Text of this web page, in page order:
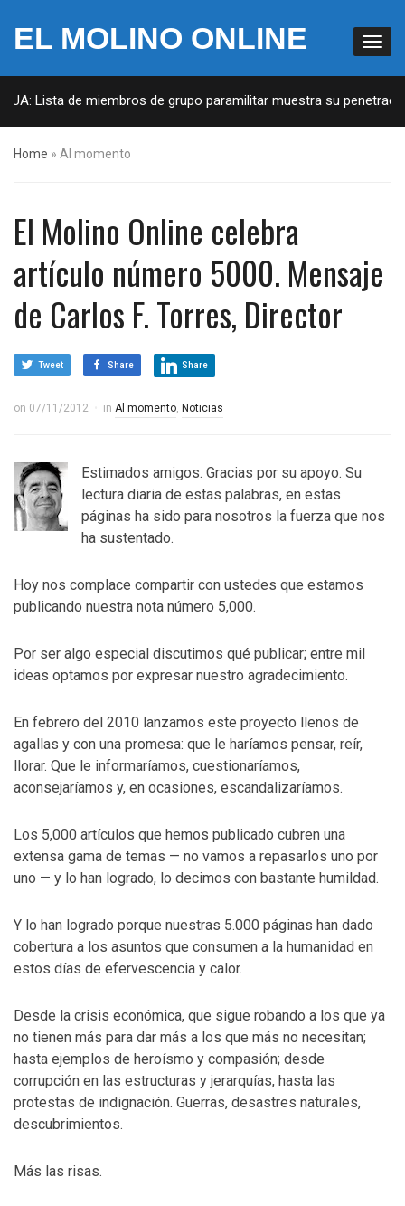
EL MOLINO ONLINE
Lista de miembros de grupo paramilitar muestra su penetración
Home » Al momento
El Molino Online celebra
artículo número 5000. Mensaje
de Carlos F. Torres, Director
Tweet Share Share
on 07/11/2012 in Al momento, Noticias
Estimados amigos. Gracias por su apoyo. Su
lectura diaria de estas palabras, en estas
páginas ha sido para nosotros la fuerza que nos
ha sustentado.
Hoy nos complace compartir con ustedes que estamos
publicando nuestra nota número 5,000.
Por ser algo especial discutimos qué publicar; entre mil
ideas optamos por expresar nuestro agradecimiento.
En febrero del 2010 lanzamos este proyecto llenos de
agallas y con una promesa: que le haríamos pensar, reír,
llorar. Que le informaríamos, cuestionaríamos,
aconsejaríamos y, en ocasiones, escandalizaríamos.
Los 5,000 artículos que hemos publicado cubren una
extensa gama de temas — no vamos a repasarlos uno por
uno — y lo han logrado, lo decimos con bastante humildad.
Y lo han logrado porque nuestras 5.000 páginas han dado
cobertura a los asuntos que consumen a la humanidad en
estos días de efervescencia y calor.
Desde la crisis económica, que sigue robando a los que ya
no tienen más para dar más a los que más no necesitan;
hasta ejemplos de heroísmo y compasión; desde
corrupción en las estructuras y jerarquías, hasta las
protestas de indignación. Guerras, desastres naturales,
descubrimientos.
Más las risas.